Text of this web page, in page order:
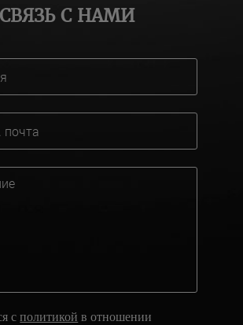
СВЯЗЬ С НАМИ
сполитикой в отношении